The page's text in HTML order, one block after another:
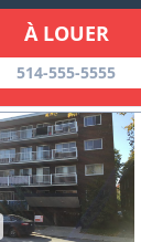
À LOUER
514-555-5555
X Fermer